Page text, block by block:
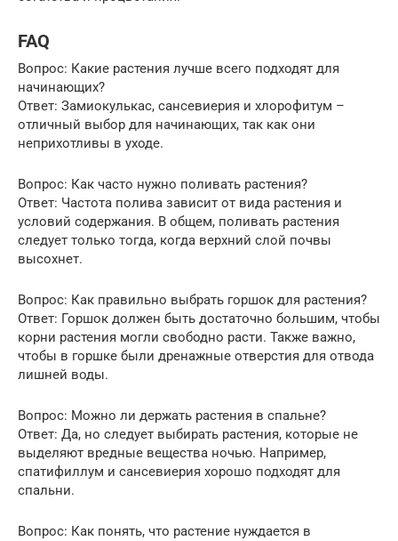
FAQ
Вопрос: Какие растения лучше всего подходят для
начинающих?
Ответ: Замиокулькас, сансевиерия и хлорофитум –
отличный выбор для начинающих, так как они
неприхотливы в уходе.
Вопрос: Как часто нужно поливать растения?
Ответ: Частота полива зависит от вида растения и
условий содержания. В общем, поливать растения
следует только тогда, когда верхний слой почвы
высохнет.
Вопрос: Как правильно выбрать горшок для растения?
Ответ: Горшок должен быть достаточно большим, чтобы
корни растения могли свободно расти. Также важно,
чтобы в горшке были дренажные отверстия для отвода
лишней воды.
Вопрос: Можно ли держать растения в спальне?
Ответ: Да, но следует выбирать растения, которые не
выделяют вредные вещества ночью. Например,
спатифиллум и сансевиерия хорошо подходят для
спальни.
Вопрос: Как понять, что растение нуждается в